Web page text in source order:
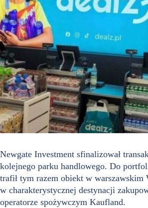
Newgate Investment sfinalizował
kolejnego parku handlowego. Do
trafił tym razem obiekt w warszawskim
w charakterystycznej destynacji
operatorze spożywczym Kaufland.